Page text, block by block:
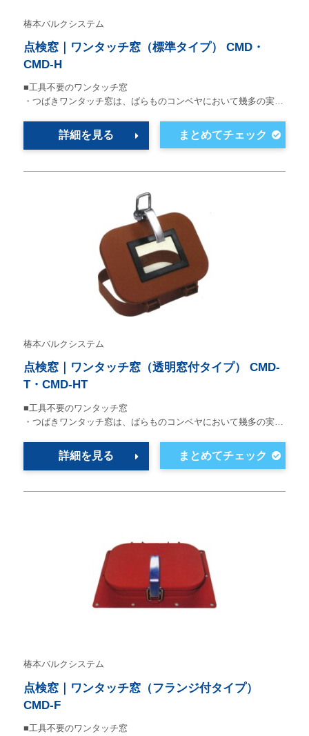
椿本バルクシステム
点検窓｜ワンタッチ窓（標準タイプ） CMD・
CMD-H
■工具不要のワンタッチ窓
・つばきワンタッチ窓は、ばらものコンベヤにおいて幾多の実…
詳細を見る
椿本バルクシステム
点検窓｜ワンタッチ窓（透明窓付タイプ） CMD-
T・CMD-HT
■工具不要のワンタッチ窓
・つばきワンタッチ窓は、ばらものコンベヤにおいて幾多の実…
詳細を見る
椿本バルクシステム
点検窓｜ワンタッチ窓（フランジ付タイプ）
CMD-F
■工具不要のワンタッチ窓